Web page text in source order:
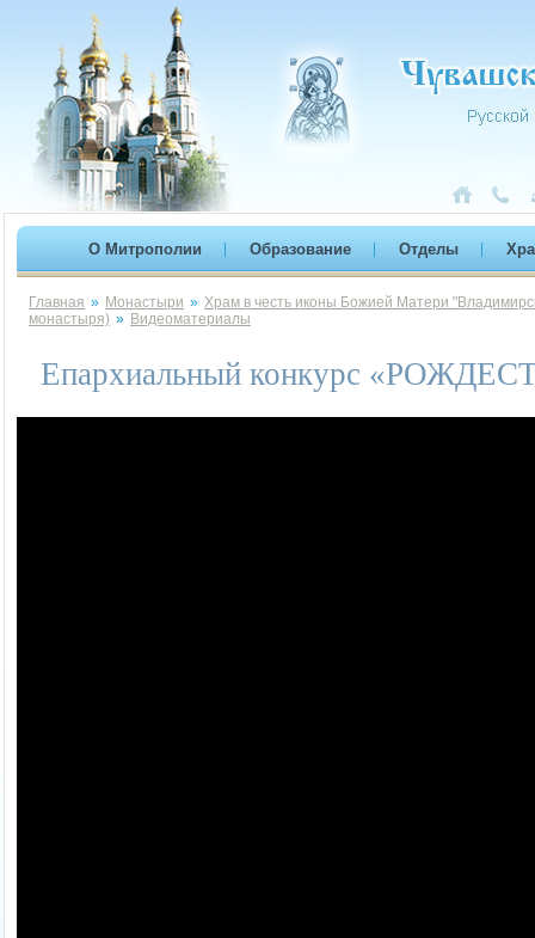
О Митрополии Образование Отделы
Главная » Монастыри » Храм в честь иконы Божией Матери
монастыря) » Видеоматериалы
Епархиальный конкурс